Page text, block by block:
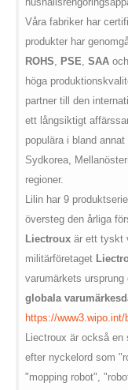
Våra fabriker har
produkter har
ROHS, PSE, SAA och
höga
partner till den
ett långsiktigt
populära i bland
Sydkorea,
regioner.
Lilin har 9
översteg den årliga
Liectroux är ett tyskt
militärföretaget
varumärkets ursprung
globala
https://www3.wipo.int/
Liectroux är också en
efter nyckelord som
"mopping robot",